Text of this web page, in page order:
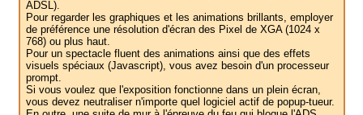
ADSL).
Pour regarder les graphiques et les animations brillants, employer
de préférence une résolution d'écran des Pixel de XGA (1024 x
768) ou plus haut.
Pour un spectacle fluent des animations ainsi que des effets
visuels spéciaux (Javascript), vous avez besoin d'un processeur
prompt.
Si vous voulez que l'exposition fonctionne dans un plein écran,
vous devez neutraliser n'importe quel logiciel actif de popup-tueur.